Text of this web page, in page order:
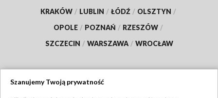
KRAKÓW / LUBLIN / ŁÓDŹ / OLSZTYN /
OPOLE / POZNAŃ / RZESZÓW /
SZCZECIN / WARSZAWA / WROCŁAW
Szanujemy Twoją prywatność